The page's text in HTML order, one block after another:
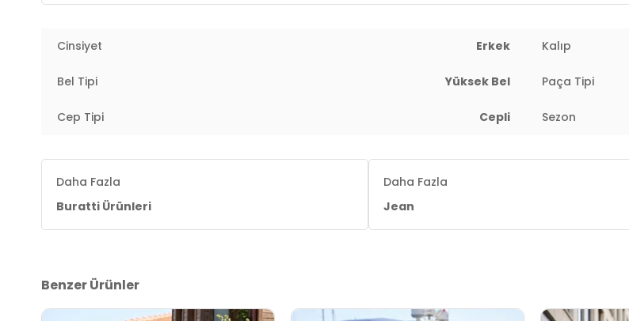
Cinsiyet Erkek Kalıp
Bel Tipi Yüksek Bel Paça Tipi
Cep Tipi Cepli Sezon
Daha Fazla
Buratti Ürünleri
Daha Fazla
Jean
Benzer Ürünler